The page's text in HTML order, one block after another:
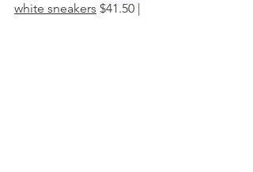
white sneakers $41.50 |